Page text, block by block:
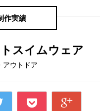
作実績
スイムウェア
アウトドア